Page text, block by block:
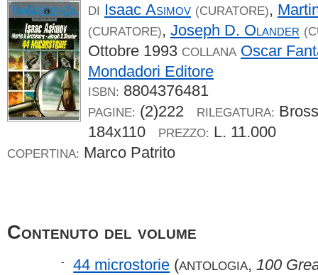
DI Isaac Asimov (CURATORE),
(CURATORE), Joseph D. Olander
Ottobre 1993 COLLANA Oscar
Mondadori Editore
ISBN: 8804376481
PAGINE: (2)222 RILEGATURA:
184x110
PREZZO: L. 11.000
COPERTINA: Marco Patrito
Contenuto del volume
- 44 microstorie (ANTOLOGIA, 100